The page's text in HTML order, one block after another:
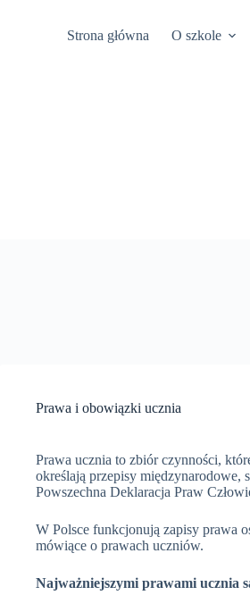
Strona główna O szkole
Prawa i obowiązki ucznia
Prawa ucznia to zbiór czynności,
określają przepisy międzynarodowe,
Powszechna Deklaracja Praw
W Polsce funkcjonują zapisy prawa
mówiące o prawach uczniów.
Najważniejszymi prawami ucznia